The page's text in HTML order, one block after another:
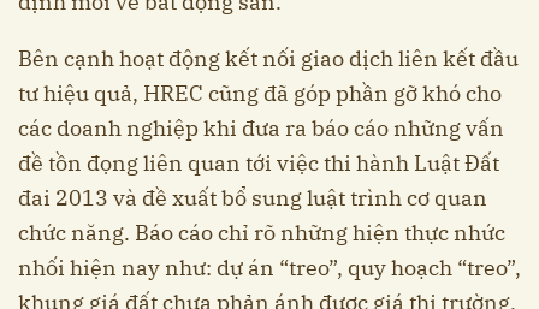
Bên cạnh hoạt động kết nối giao dịch liên kết đầu
tư hiệu quả, HREC cũng đã góp phần gỡ khó cho
các doanh nghiệp khi đưa ra báo cáo những vấn
đề tồn đọng liên quan tới việc thi hành Luật Đất
đai 2013 và đề xuất bổ sung luật trình cơ quan
chức năng. Báo cáo chỉ rõ những hiện thực nhức
nhối hiện nay như: dự án “treo”, quy hoạch “treo”,
khung giá đất chưa phản ánh được giá thị trường,